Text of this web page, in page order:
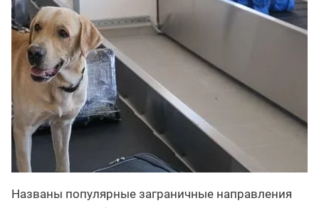
Названы популярные заграничные направления